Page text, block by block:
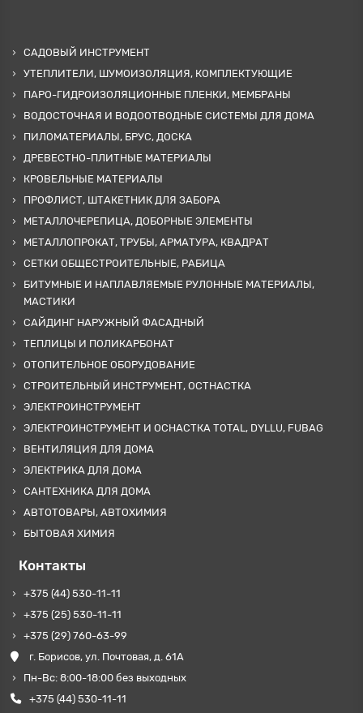
САДОВЫЙ ИНСТРУМЕНТ
УТЕПЛИТЕЛИ, ШУМОИЗОЛЯЦИЯ, КОМПЛЕКТУЮЩИЕ
ПАРО-ГИДРОИЗОЛЯЦИОННЫЕ ПЛЕНКИ, МЕМБРАНЫ
ВОДОСТОЧНАЯ И ВОДООТВОДНЫЕ СИСТЕМЫ ДЛЯ ДОМА
ПИЛОМАТЕРИАЛЫ, БРУС, ДОСКА
ДРЕВЕСТНО-ПЛИТНЫЕ МАТЕРИАЛЫ
КРОВЕЛЬНЫЕ МАТЕРИАЛЫ
ПРОФЛИСТ, ШТАКЕТНИК ДЛЯ ЗАБОРА
МЕТАЛЛОЧЕРЕПИЦА, ДОБОРНЫЕ ЭЛЕМЕНТЫ
МЕТАЛЛОПРОКАТ, ТРУБЫ, АРМАТУРА, КВАДРАТ
СЕТКИ ОБЩЕСТРОИТЕЛЬНЫЕ, РАБИЦА
БИТУМНЫЕ И НАПЛАВЛЯЕМЫЕ РУЛОННЫЕ МАТЕРИАЛЫ,
МАСТИКИ
САЙДИНГ НАРУЖНЫЙ ФАСАДНЫЙ
ТЕПЛИЦЫ И ПОЛИКАРБОНАТ
ОТОПИТЕЛЬНОЕ ОБОРУДОВАНИЕ
СТРОИТЕЛЬНЫЙ ИНСТРУМЕНТ, ОСТНАСТКА
ЭЛЕКТРОИНСТРУМЕНТ
ЭЛЕКТРОИНСТРУМЕНТ И ОСНАСТКА TOTAL, DYLLU, FUBAG
ВЕНТИЛЯЦИЯ ДЛЯ ДОМА
ЭЛЕКТРИКА ДЛЯ ДОМА
САНТЕХНИКА ДЛЯ ДОМА
АВТОТОВАРЫ, АВТОХИМИЯ
БЫТОВАЯ ХИМИЯ
Контакты
+375 (44) 530-11-11
+375 (25) 530-11-11
+375 (29) 760-63-99
г. Борисов, ул. Почтовая, д. 61А
Пн-Вс: 8:00-18:00 без выходных
+375 (44) 530-11-11